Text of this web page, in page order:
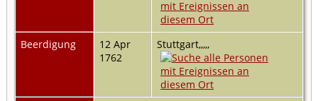
Beerdigung
12 Apr
1762
Stuttgart,,,,,